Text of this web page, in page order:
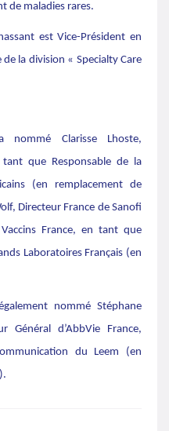
de maladies rares.
est Vice-Président en
la division « Specialty Care
nommé Clarisse Lhoste,
que Responsable de la
(en remplacement de
Directeur France de Sanofi
France, en tant que
Laboratoires Français (en
nommé Stéphane
Général d’AbbVie France,
du Leem (en